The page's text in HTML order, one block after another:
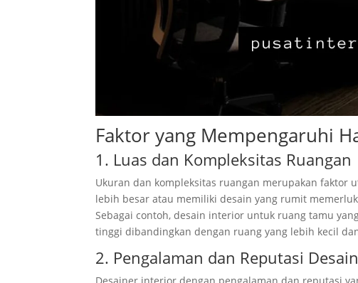
Faktor yang Mempengaruhi
1. Luas dan Kompleksitas Ruangan
Ukuran dan kompleksitas ruangan merupakan faktor
lebih besar atau memiliki desain yang rumit
Sebagai contoh, desain interior untuk ruang tamu
tinggi dibandingkan dengan ruang yang lebih kecil
2. Pengalaman dan Reputasi